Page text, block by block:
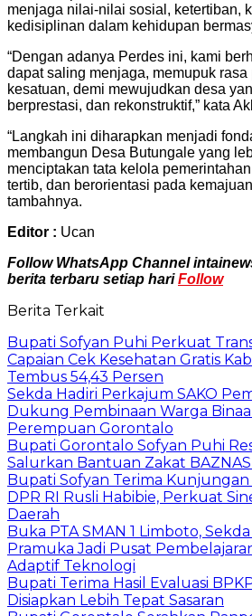
menjaga nilai-nilai sosial, ketertiban,
kedisiplinan dalam kehidupan
“Dengan adanya Perdes ini, kami
dapat saling menjaga, memupuk rasa
kesatuan, demi mewujudkan desa
berprestasi, dan rekonstruktif,” kata
“Langkah ini diharapkan menjadi
membangun Desa Butungale yang
menciptakan tata kelola
tertib, dan berorientasi pada
tambahnya.
Editor : Ucan
Follow WhatsApp Channel
berita terbaru setiap hariFollow
Berita Terkait
Bupati Sofyan Puhi Perkuat
Capaian Cek Kesehatan Gratis
Tembus 54,43 Persen
Sekda Hadiri Perkajum SAKO
Dukung Pembinaan Warga
Perempuan Gorontalo
Bupati Gorontalo Sofyan Puhi
Salurkan Bantuan Zakat
Bupati Sofyan Terima Kunjungan
DPR RI Rusli Habibie, Perkuat
Daerah
Buka PTA SMAN 1 Limboto,
Pramuka Jadi Pusat
Adaptif Teknologi
Bupati Terima Hasil Evaluasi
Disiapkan Lebih Tepat Sasaran